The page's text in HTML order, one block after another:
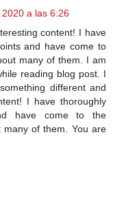
a las 6:26
content! I have
and have come to
many of them. I am
reading blog post. I
different and
I have thoroughly
have come to the
of them. You are